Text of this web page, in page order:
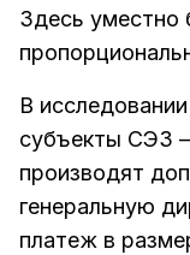
Здесь уместно
В
субъекты СЭЗ
производят
генеральную
платеж в